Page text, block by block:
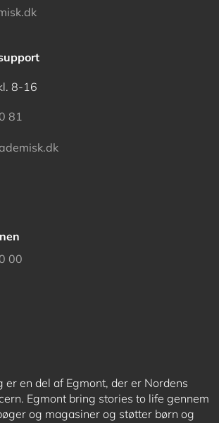
8-16
81
00
er en del af Egmont, der er Nordens
Egmont bring stories to life gennem
og magasiner og støtter børn og